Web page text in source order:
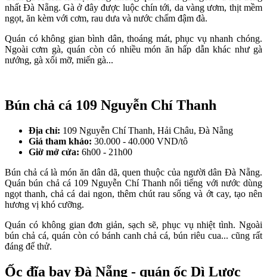
nhất Đà Nẵng. Gà ở đây được luộc chín tới, da vàng ươm, thịt mềm
ngọt, ăn kèm với cơm, rau dưa và nước chấm đậm đà.
Quán có không gian bình dân, thoáng mát, phục vụ nhanh chóng.
Ngoài cơm gà, quán còn có nhiều món ăn hấp dẫn khác như gà
nướng, gà xối mỡ, miến gà...
Bún chả cá 109 Nguyễn Chí Thanh
Địa chỉ: 109 Nguyễn Chí Thanh, Hải Châu, Đà Nẵng
Giá tham khảo: 30.000 - 40.000 VND/tô
Giờ mở cửa: 6h00 - 21h00
Bún chả cá là món ăn dân dã, quen thuộc của người dân Đà Nẵng.
Quán bún chả cá 109 Nguyễn Chí Thanh nổi tiếng với nước dùng
ngọt thanh, chả cá dai ngon, thêm chút rau sống và ớt cay, tạo nên
hương vị khó cưỡng.
Quán có không gian đơn giản, sạch sẽ, phục vụ nhiệt tình. Ngoài
bún chả cá, quán còn có bánh canh chả cá, bún riêu cua... cũng rất
đáng để thử.
Ốc đĩa bay Đà Nẵng - quán ốc Dì Lược